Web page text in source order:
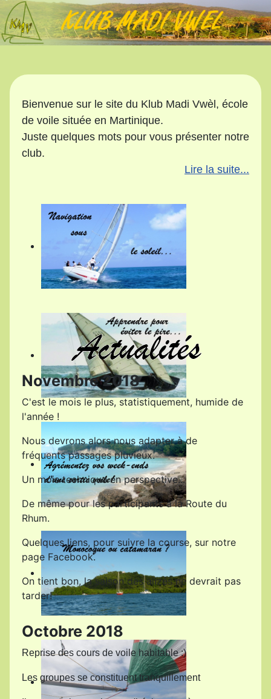
Bienvenue sur le site du Klub Madi Vwèl, école
de voile située en Martinique.
Juste quelques mots pour vous présenter notre
club.
Lire la suite...
Novembre 2018
C'est le mois le plus, statistiquement, humide de
l'année !
Nous devrons alors nous adapter à de
fréquents passages pluvieux.
Un mois technique en perspective...
De même pour les participants à la Route du
Rhum.
Quelques liens, pour suivre la course, sur notre
page Facebook.
On tient bon, la saison des alizés ne devrait pas
tarder!
Octobre 2018
Reprise des cours de voile habitable :)
Les groupes se constituent tranquillement